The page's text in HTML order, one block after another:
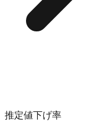
推定値下げ率